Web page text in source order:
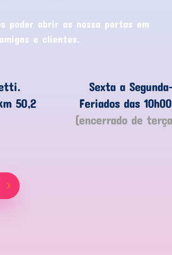
poder abrir as nossa portas em
e clientes.
50,2
Sexta a
Feriados das
(encerrado de